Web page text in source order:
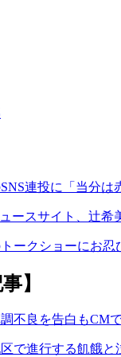
連投に「当分は
ースサイト、辻
ークショーにお
】
不良を告白もCM
で進行する飢餓